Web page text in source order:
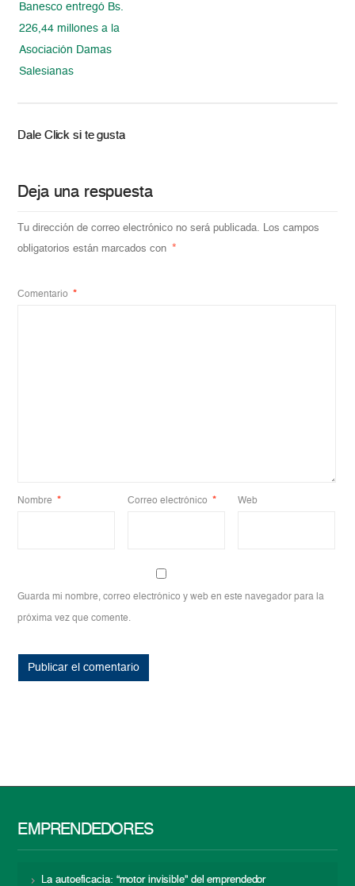
Banesco entregó Bs.
226,44 millones a la
Asociación Damas
Salesianas
Dale Click si te gusta
Deja una respuesta
Tu dirección de correo electrónico no será publicada. Los campos
obligatorios están marcados con *
Comentario *
Nombre * Correo electrónico * Web
Guarda mi nombre, correo electrónico y web en este navegador para la
próxima vez que comente.
EMPRENDEDORES
La autoeficacia: “motor invisible” del emprendedor